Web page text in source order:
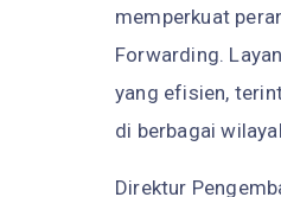
memperkuat
Forwarding.
yang efisien,
di berbagai
Direktur